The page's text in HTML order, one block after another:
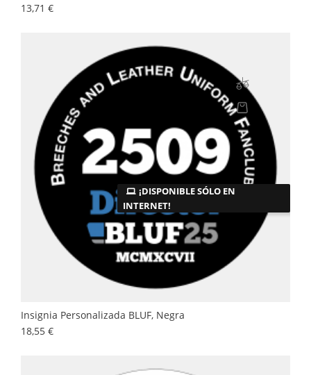
13,71 €Precio
¡DISPONIBLE SÓLO EN
INTERNET!
Insignia Personalizada BLUF, Negra
18,55 €Precio